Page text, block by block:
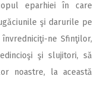
eparhiei în care
şi darurile pe
ne Sfinţilor,
şi slujitori, să
noastre, la această